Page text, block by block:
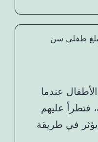
طفلي سن
عندما
عليهم
في طريقة